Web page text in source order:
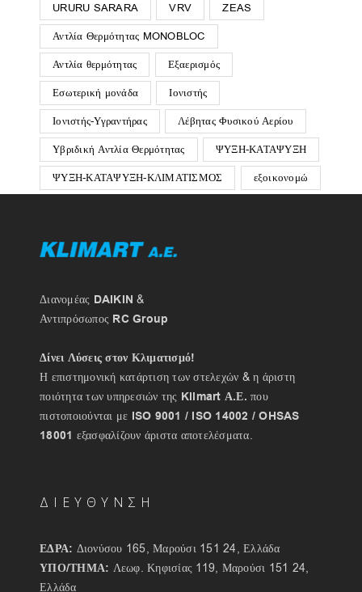
URURU SARARA VRV ZEAS
Αντλία Θερμότητας MONOBLOC
Αντλία θερμότητας Εξαερισμός
Εσωτερική μονάδα Ιονιστής
Ιονιστής-Υγραντήρας Λέβητας Φυσικού Αερίου
Υβριδική Αντλία Θερμότητας ΨΥΞΗ-ΚΑΤΑΨΥΞΗ
ΨΥΞΗ-ΚΑΤΑΨΥΞΗ-ΚΛΙΜΑΤΙΣΜΟΣ εξοικονομώ
Διανομέας DAIKIN &
Αντιπρόσωπος RC Group
Δίνει Λύσεις στον Κλιματισμό!
Η επιστημονική κατάρτιση των στελεχών & η άριστη
ποιότητα των υπηρεσιών της Klimart Α.Ε. που
πιστοποιούνται με ISO 9001 / ISO 14002 / OHSAS
18001 εξασφαλίζουν άριστα αποτελέσματα.
ΔΙΕΥΘΥΝΣΗ
ΕΔΡΑ: Διονύσου 165, Μαρούσι 151 24, Ελλάδα
ΥΠΟ/ΤΗΜΑ: Λεωφ. Κηφισίας 119, Μαρούσι 151 24,
Ελλάδα